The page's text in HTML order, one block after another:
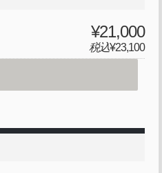
¥21,000
税込¥23,100